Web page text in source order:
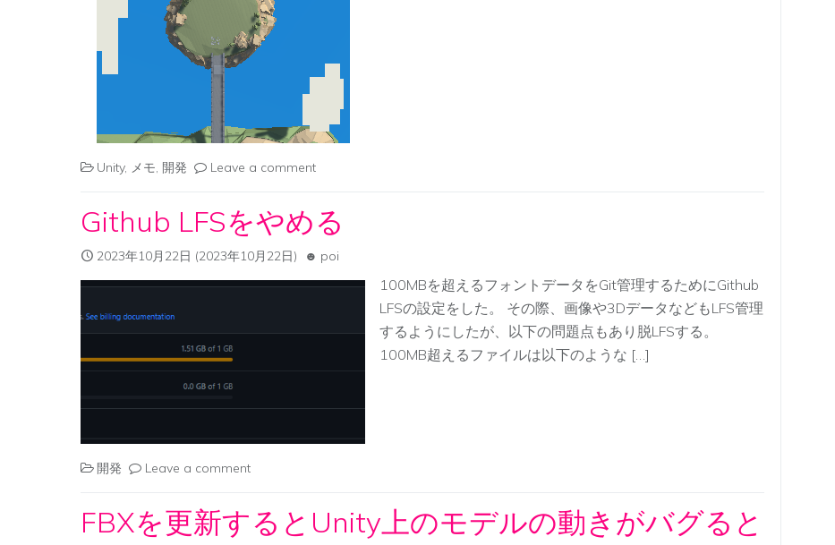
Unity, メモ, 開発 Leave a comment
Github LFSをやめる
2023年10月22日 (2023年10月22日) poi
100MBを超えるフォントデータをGit管理するためにGithub
LFSの設定をした。 その際、画像や3DデータなどもLFS管理
するようにしたが、以下の問題点もあり脱LFSする。
100MB超えるファイルは以下のような […]
開発 Leave a comment
FBXを更新するとUnity上のモデルの動きがバグると